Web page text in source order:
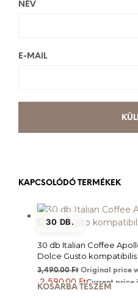
NÉV
E-MAIL
KAPCSOLÓDÓ TERMÉKEK
30 DB.
30 db Italian Coffee
Dolce Gusto kompatibilis
3,490.00Ft Original price
2,590.00 FtCurrent price
KOSÁRBA TESZEM